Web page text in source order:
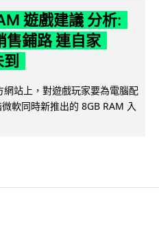
遊戲建議 分析:
鋪路 連自家
站上，對遊戲玩家要為電腦配
軟同時新推出的 8GB RAM 入